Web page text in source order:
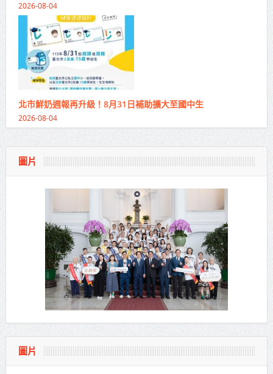
2026-08-04
北市鮮奶週報再升級！8月31日補助擴大至國中生
2026-08-04
圖片
圖片